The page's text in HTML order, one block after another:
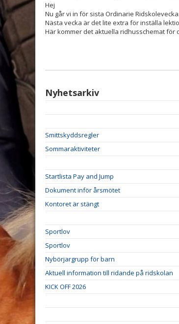
Hej
Nu går vi in för sista Ordinarie Ridskolevecka.
Nästa vecka är det lite extra för inställa
Här kommer det aktuella ridhusschemat för
Nyhetsarkiv
Smittskyddsregler
Sommaraktiviteter
Startlista Pay and Jump
Dokument inför årsmötet
Kontoret är stängt
Sportlov
Sportlov
Nybörjargrupp för barn
Aktuell information till ridande på ridskolan
KICK OFF 2026